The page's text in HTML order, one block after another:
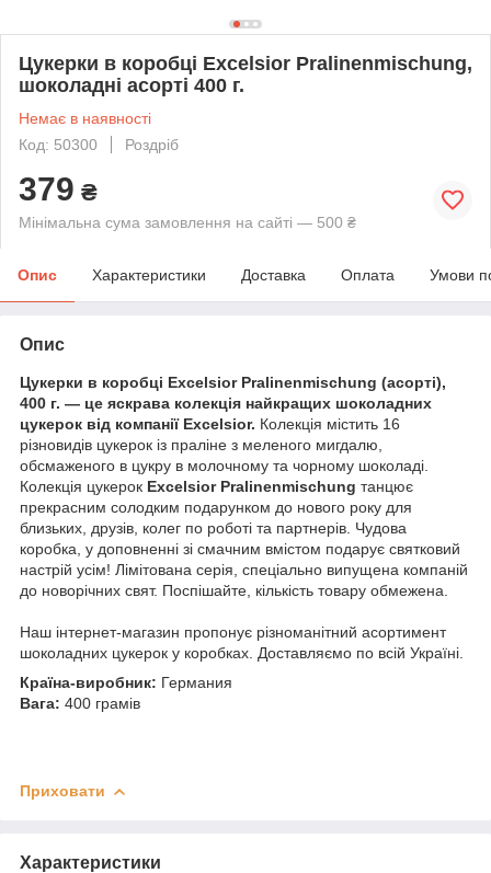
Цукерки в коробці Excelsior Pralinenmischung,
шоколадні асорті 400 г.
Немає в наявності
Код: 50300
Роздріб
379 ₴
Мінімальна сума замовлення на сайті — 500 ₴
Опис Характеристики Доставка Оплата Умови
Опис
Цукерки в коробці Excelsior Pralinenmischung (асорті),
400 г. — це яскрава колекція найкращих шоколадних
цукерок від компанії Excelsior. Колекція містить 16
різновидів цукерок із праліне з меленого мигдалю,
обсмаженого в цукру в молочному та чорному шоколаді.
Колекція цукерок Excelsior Pralinenmischung танцює
прекрасним солодким подарунком до нового року для
близьких, друзів, колег по роботі та партнерів. Чудова
коробка, у доповненні зі смачним вмістом подарує святковий
настрій усім! Лімітована серія, спеціально випущена компаній
до новорічних свят. Поспішайте, кількість товару обмежена.
Наш інтернет-магазин пропонує різноманітний асортимент
шоколадних цукерок у коробках. Доставляємо по всій Україні.
Країна-виробник: Германия
Вага: 400 грамів
Приховати
Характеристики